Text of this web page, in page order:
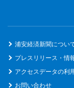
浦安経済新聞につい
プレスリリース・情
アクセスデータの利
お問い合わせ